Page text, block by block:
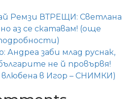
Ремзи ВТРЕЩИ: Светлана
аз се скатавам! (още
Андреа заби млад руснак,
не й провървя!
влюбена в Игор – СНИМКИ)